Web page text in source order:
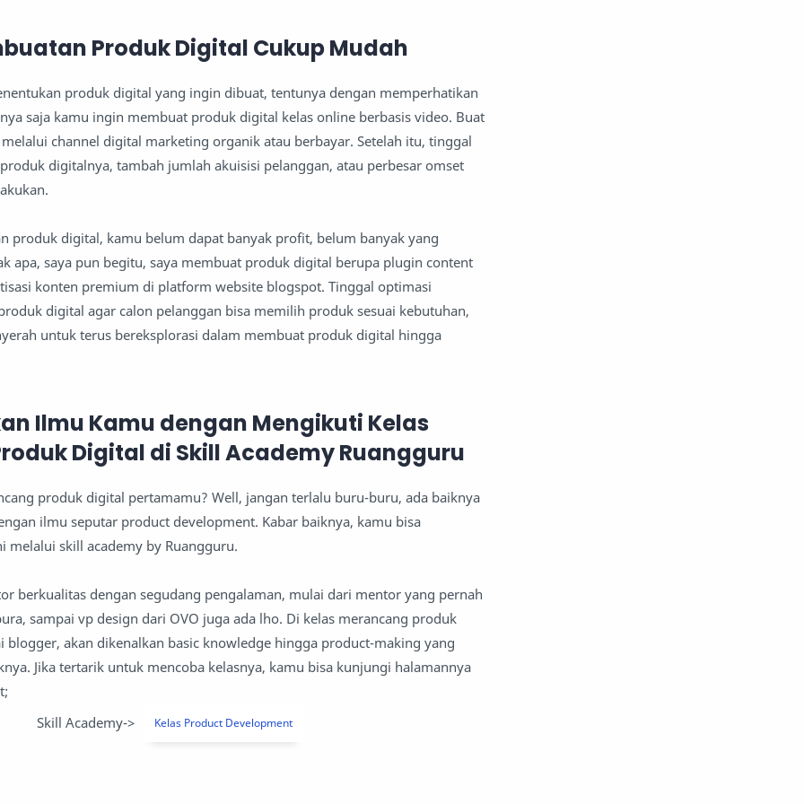
Produk Digital Cukup Mudah
produk digital yang ingin dibuat, tentunya dengan memperhatikan
saja kamu ingin membuat produk digital kelas online berbasis video. Buat
channel digital marketing organik atau berbayar. Setelah itu, tinggal
digitalnya, tambah jumlah akuisisi pelanggan, atau perbesar omset
produk digital, kamu belum dapat banyak profit, belum banyak yang
apa, saya pun begitu, saya membuat produk digital berupa plugin content
konten premium di platform website blogspot. Tinggal optimasi
digital agar calon pelanggan bisa memilih produk sesuai kebutuhan,
untuk terus bereksplorasi dalam membuat produk digital hingga
Ilmu Kamu dengan Mengikuti Kelas
Digital di Skill Academy Ruangguru
produk digital pertamamu? Well, jangan terlalu buru-buru, ada baiknya
ilmu seputar product development. Kabar baiknya, kamu bisa
melalui skill academy by Ruangguru.
berkualitas dengan segudang pengalaman, mulai dari mentor yang pernah
sampai vp design dari OVO juga ada lho. Di kelas merancang produk
blogger, akan dikenalkan basic knowledge hingga product-making yang
Jika tertarik untuk mencoba kelasnya, kamu bisa kunjungi halamannya
Skill Academy->
Kelas Product Development